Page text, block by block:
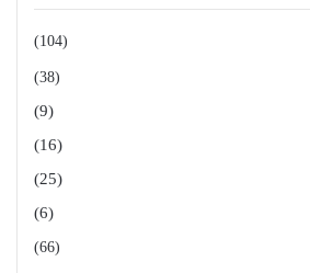
(104)
(38)
(9)
(16)
(25)
(6)
(66)